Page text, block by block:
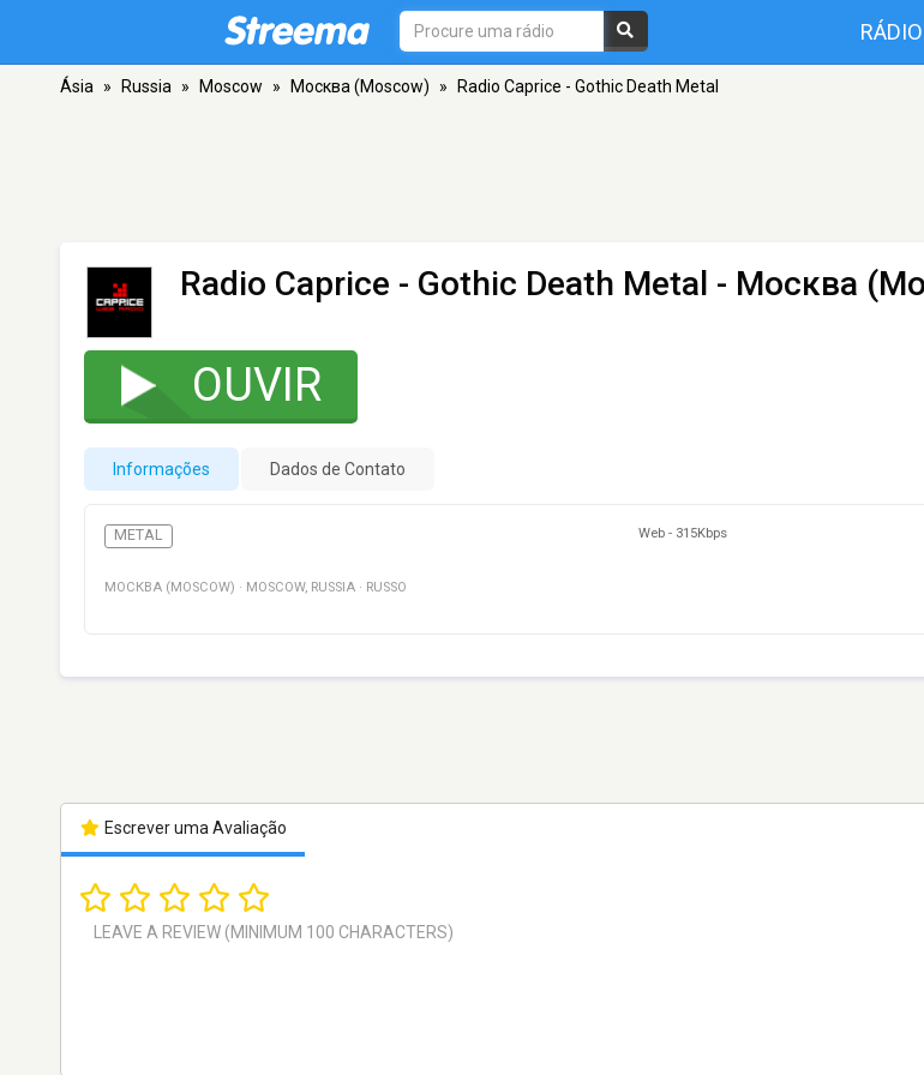
RÁDIO
Ásia » Russia » Moscow » Москва (Moscow) » Radio Caprice - Gothic Death Metal
Radio Caprice - Gothic Death Metal - Москва
OUVIR
Informações Dados de Contato
METAL Web - 315Kbps
МОСКВА (MOSCOW) · MOSCOW, RUSSIA · RUSSO
Escrever uma Avaliação